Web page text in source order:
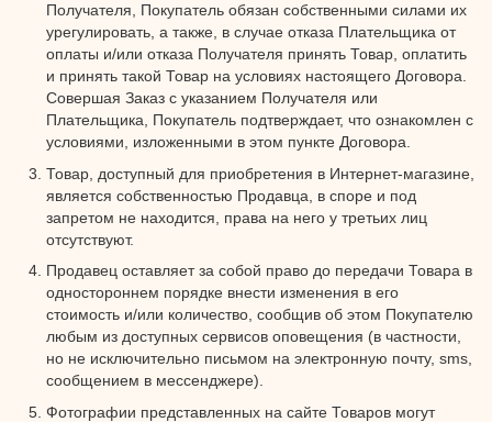
Получателя, Покупатель обязан собственными силами их
урегулировать, а также, в случае отказа Плательщика от
оплаты и/или отказа Получателя принять Товар, оплатить
и принять такой Товар на условиях настоящего Договора.
Совершая Заказ с указанием Получателя или
Плательщика, Покупатель подтверждает, что ознакомлен с
условиями, изложенными в этом пункте Договора.
Товар, доступный для приобретения в Интернет-магазине,
является собственностью Продавца, в споре и под
запретом не находится, права на него у третьих лиц
отсутствуют.
Продавец оставляет за собой право до передачи Товара в
одностороннем порядке внести изменения в его
стоимость и/или количество, сообщив об этом Покупателю
любым из доступных сервисов оповещения (в частности,
но не исключительно письмом на электронную почту, sms,
сообщением в мессенджере).
Фотографии представленных на сайте Товаров могут